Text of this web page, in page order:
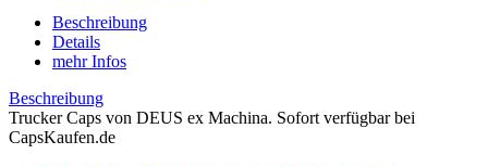
Beschreibung
Details
mehr Infos
Beschreibung
Trucker Caps von DEUS ex Machina. Sofort verfügbar bei
CapsKaufen.de